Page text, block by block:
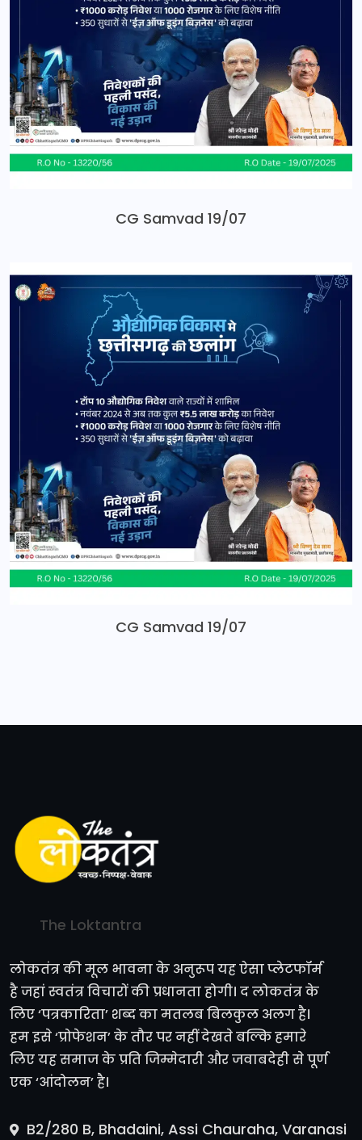
CG Samvad 19/07
CG Samvad 19/07
The Loktantra
लोकतंत्र की मूल भावना के अनुरूप यह ऐसा प्लेटफॉर्म
है जहां स्वतंत्र विचारों की प्रधानता होगी। द लोकतंत्र के
लिए ‘पत्रकारिता’ शब्द का मतलब बिलकुल अलग है।
हम इसे ‘प्रोफेशन’ के तौर पर नहीं देखते बल्कि हमारे
लिए यह समाज के प्रति जिम्मेदारी और जवाबदेही से पूर्ण
एक ‘आंदोलन’ है।
B2/280 B, Bhadaini, Assi Chauraha, Varanasi